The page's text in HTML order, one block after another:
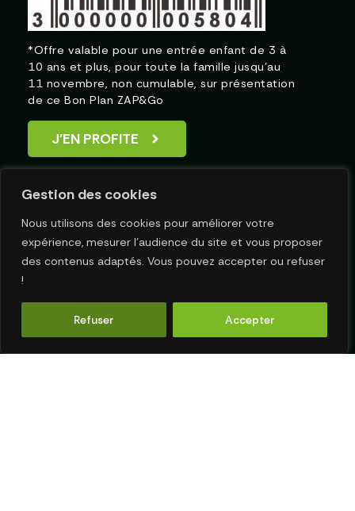
Gestion des cookies
Nous utilisons des cookies pour améliorer votre
expérience, mesurer l’audience du site et vous proposer
des contenus adaptés. Vous pouvez accepter ou refuser
!
Refuser Accepter
*Offre valable pour une entrée enfant de 3 à
10 ans et plus, pour toute la famille jusqu’au
11 novembre, non cumulable, sur présentation
de ce Bon Plan ZAP&Go
J'EN PROFITE
ÉTABLISSEMENT
Bioparc de Doué la Fontaine
France